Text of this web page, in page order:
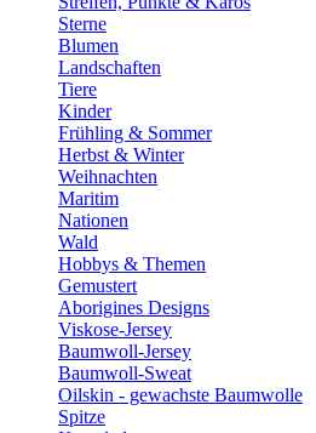
Sterne
Blumen
Landschaften
Tiere
Kinder
Frühling & Sommer
Herbst & Winter
Weihnachten
Maritim
Nationen
Wald
Hobbys & Themen
Gemustert
Aborigines Designs
Viskose-Jersey
Baumwoll-Jersey
Baumwoll-Sweat
Oilskin - gewachste Baumwolle
Spitze